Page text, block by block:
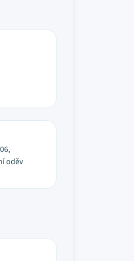
oděv